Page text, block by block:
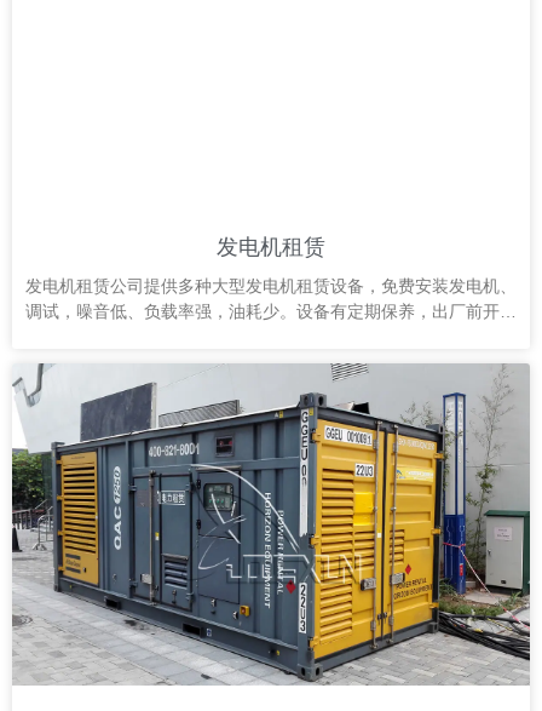
发电机租赁
发电机租赁公司提供多种大型发电机租赁设备，免费安装发电机、
调试，噪音低、负载率强，油耗少。设备有定期保养，出厂前开机
地，还有免费发电机租赁方案可选。